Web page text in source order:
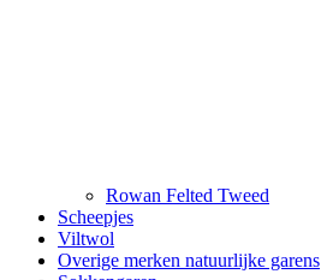
Rowan Felted Tweed
Scheepjes
Viltwol
Overige merken natuurlijke garens